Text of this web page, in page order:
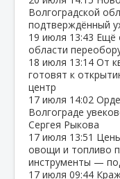
Волгоградской
подтверждённый
19 июля 13:43 Ещё
области
18 июля 13:14 От
готовят к
центр
17 июля 14:02
Волгограде
Сергея Рыкова
17 июля 13:51
овощи и топливо
инструменты —
17 июля 09:44